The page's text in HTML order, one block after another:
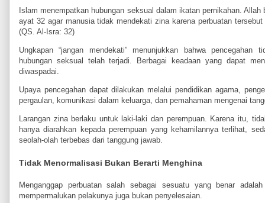
Islam menempatkan hubungan seksual dalam ikatan pernikahan.
ayat 32 agar manusia tidak mendekati zina karena perbuatan
(QS. Al-Isra: 32)
Ungkapan “jangan mendekati” menunjukkan bahwa pencegahan
hubungan seksual telah terjadi. Berbagai keadaan yang dapat
diwaspadai.
Upaya pencegahan dapat dilakukan melalui pendidikan agama,
pergaulan, komunikasi dalam keluarga, dan pemahaman mengenai
Larangan zina berlaku untuk laki-laki dan perempuan. Karena itu,
hanya diarahkan kepada perempuan yang kehamilannya terlihat,
seolah-olah terbebas dari tanggung jawab.
Tidak Menormalisasi Bukan Berarti Menghina
Menganggap perbuatan salah sebagai sesuatu yang benar
mempermalukan pelakunya juga bukan penyelesaian.